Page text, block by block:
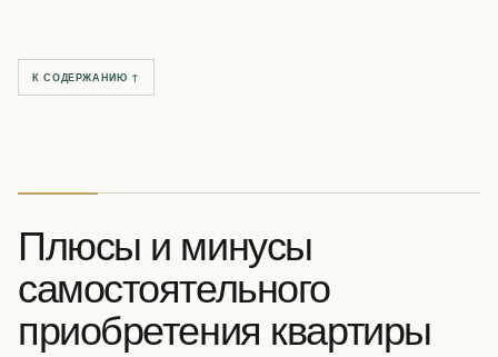
К СОДЕРЖАНИЮ ↑
Плюсы и минусы
самостоятельного
приобретения квартиры